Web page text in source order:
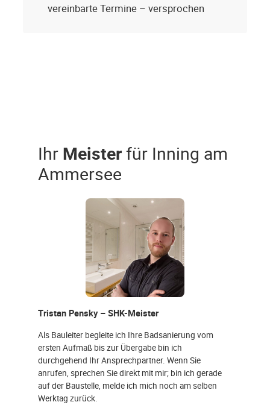
vereinbarte Termine – versprochen
Ihr Meisterfür Inning am
Ammersee
Tristan Pensky – SHK-Meister
Als Bauleiter begleite ich Ihre Badsanierung vom
ersten Aufmaß bis zur Übergabe bin ich
durchgehend Ihr Ansprechpartner. Wenn Sie
anrufen, sprechen Sie direkt mit mir; bin ich gerade
auf der Baustelle, melde ich mich noch am selben
Werktag zurück.